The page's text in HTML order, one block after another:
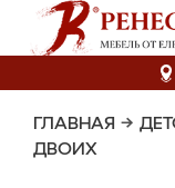
ГЛАВНАЯ →
ДВОИХ